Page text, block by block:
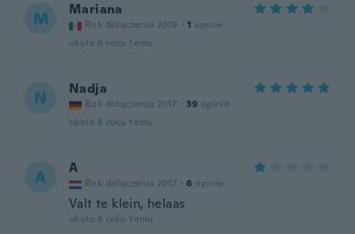
M Mariana
Rok dołączenia 2019 · 1 opinie
około 6 roku temu
N Nadja
Rok dołączenia 2017 · 39 opinie
około 6 roku temu
A A
Rok dołączenia 2017 · 6 opinie
Valt te klein, helaas
około 6 roku temu